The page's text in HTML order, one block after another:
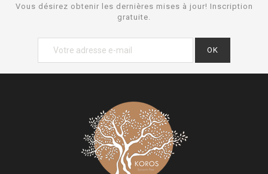
Vous désirez obtenir les dernières mises à jour! Inscription
gratuite.